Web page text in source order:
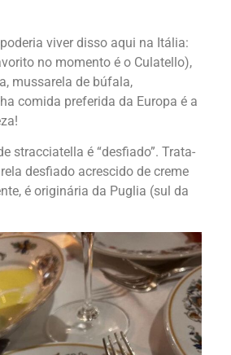
viver disso aqui na Itália:
no momento é o Culatello),
mussarela de búfala,
comida preferida da Europa é a
stracciatella é “desfiado”. Trata-
desfiado acrescido de creme
é originária da Puglia (sul da